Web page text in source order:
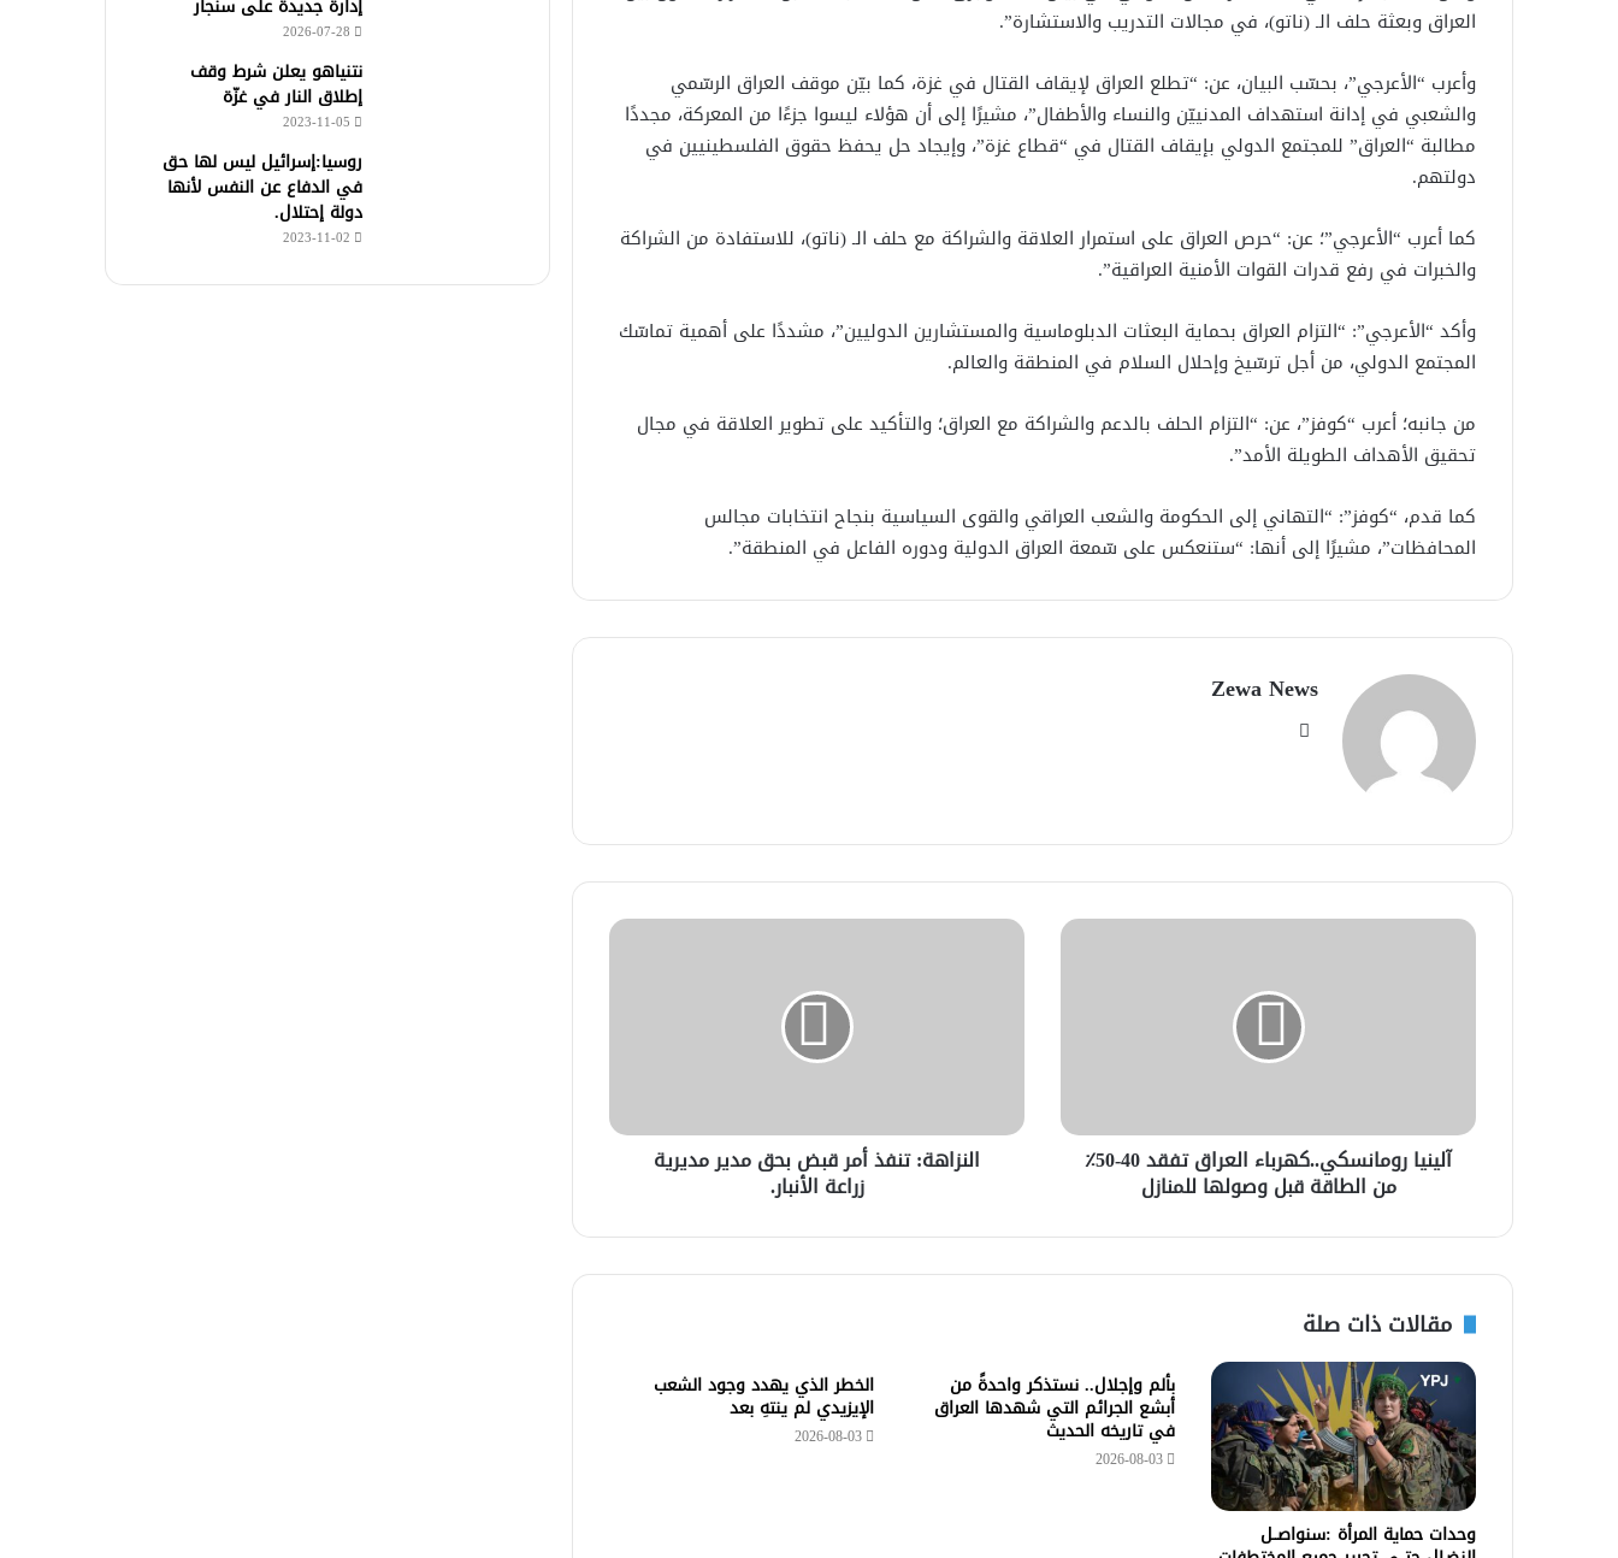
العراق وبعثة حلف الـ (ناتو)، في مجالات التدريب والاستشارة”.
وأعرب “الأعرجي”، بحسّب البيان، عن: “تطلع العراق لإيقاف القتال في غزة، كما بيّن موقف العراق الرسّمي
والشعبي في إدانة استهداف المدنييّن والنساء والأطفال”، مشيرًا إلى أن هؤلاء ليسوا جزءًا من المعركة، مجددًا
مطالبة “العراق” للمجتمع الدولي بإيقاف القتال في “قطاع غزة”، وإيجاد حل يحفظ حقوق الفلسطينيين في
دولتهم.
كما أعرب “الأعرجي”؛ عن: “حرص العراق على استمرار العلاقة والشراكة مع حلف الـ (ناتو)، للاستفادة من الشراكة
والخبرات في رفع قدرات القوات الأمنية العراقية”.
وأكد “الأعرجي”: “التزام العراق بحماية البعثات الدبلوماسية والمستشارين الدوليين”، مشددًا على أهمية تماسّك
المجتمع الدولي، من أجل ترسّيخ وإحلال السلام في المنطقة والعالم.
من جانبه؛ أعرب “كوفز”، عن: “التزام الحلف بالدعم والشراكة مع العراق؛ والتأكيد على تطوير العلاقة في مجال
تحقيق الأهداف الطويلة الأمد”.
كما قدم، “كوفز”: “التهاني إلى الحكومة والشعب العراقي والقوى السياسية بنجاح انتخابات مجالس
المحافظات”، مشيرًا إلى أنها: “ستنعكس على سّمعة العراق الدولية ودوره الفاعل في المنطقة”.
Zewa News
آلينيا رومانسكي..كهرباء العراق تفقد 40-50٪
من الطاقة قبل وصولها للمنازل
النزاهة: تنفذ أمر قبض بحق مدير مديرية
زراعة الأنبار.
مقالات ذات صلة
وحدات حماية المرأة :سنواصــل
بألم وإجلال.. نستذكر واحدةً من
أبشع الجرائم التي شهدها العراق
في تاريخه الحديث
2026-08-03
الخطر الذي يهدد وجود الشعب
الإيزيدي لم ينتهِ بعد
2026-08-03
إدارة جديدة على سنجار
2026-07-28
نتنياهو يعلن شرط وقف
إطلاق النار في غزّة
2023-11-05
روسيا:إسرائيل ليس لها حق
في الدفاع عن النفس لأنها
دولة إحتلال.
2023-11-02